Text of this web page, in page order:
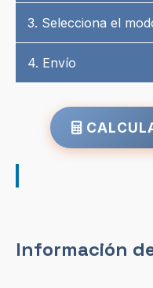
3. Selecciona el
4. Envío
Información